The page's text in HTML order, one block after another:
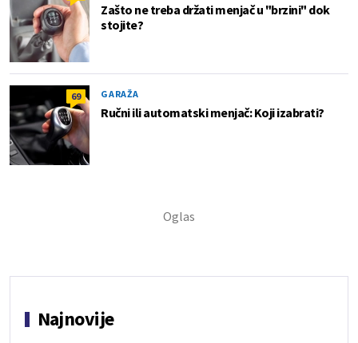
Zašto ne treba držati menjač u "brzini" dok
stojite?
69 GARAŽA
Ručni ili automatski menjač: Koji izabrati?
Najnovije